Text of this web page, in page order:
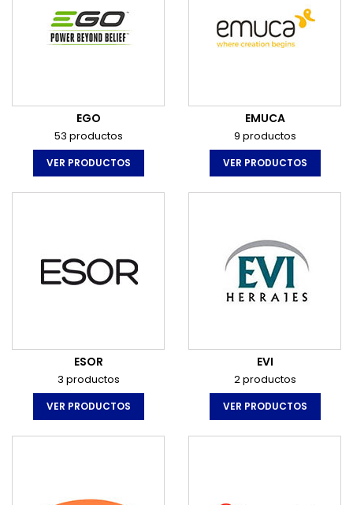
EGO
53 productos
VER PRODUCTOS
EMUCA
9 productos
VER PRODUCTOS
ESOR
3 productos
VER PRODUCTOS
EVI
2 productos
VER PRODUCTOS